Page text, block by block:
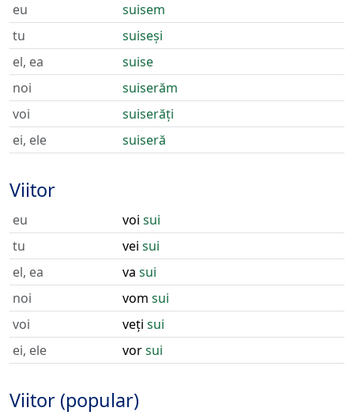
eu
suisem
tu
suiseși
el, ea
suise
noi
suiserăm
voi
suiserăți
ei, ele
suiseră
Viitor
eu voi sui
tu
vei sui
el, ea
va sui
noi
vom sui
voi
veți sui
ei, ele
vorsui
Viitor (popular)